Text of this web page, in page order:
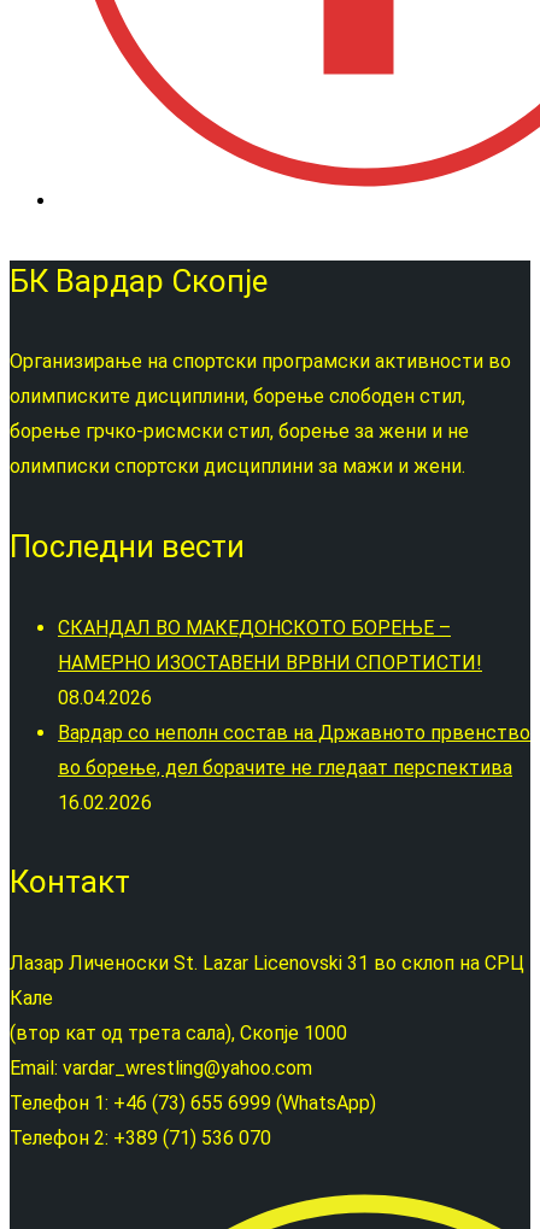
БК Вардар Скопје
Организирање на спортски програмски активности во
олимписките дисциплини, борење слободен стил,
борење грчко-рисмски стил, борење за жени и не
олимписки спортски дисциплини за мажи и жени.
Последни вести
СКАНДАЛ ВО МАКЕДОНСКОТО БОРЕЊЕ –
НАМЕРНО ИЗОСТАВЕНИ ВРВНИ СПОРТИСТИ!
08.04.2026
Вардар со неполн состав на Државното првенство
во борење, дел борачите не гледаат перспектива
16.02.2026
Контакт
Лазар Личеноски St. Lazar Licenovski 31 во склоп на СРЦ
Кале
(втор кат од трета сала), Скопје 1000
Email: vardar_wrestling@yahoo.com
Телефон 1: +46 (73) 655 6999 (WhatsApp)
Телефон 2: +389 (71) 536 070